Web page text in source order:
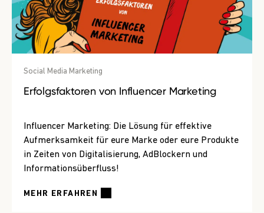
Social Media Marketing
Erfolgsfaktoren von Influencer Marketing
Influencer Marketing: Die Lösung für effektive
Aufmerksamkeit für eure Marke oder eure Produkte
in Zeiten von Digitalisierung, AdBlockern und
Informationsüberfluss!
MEHR ERFAHREN